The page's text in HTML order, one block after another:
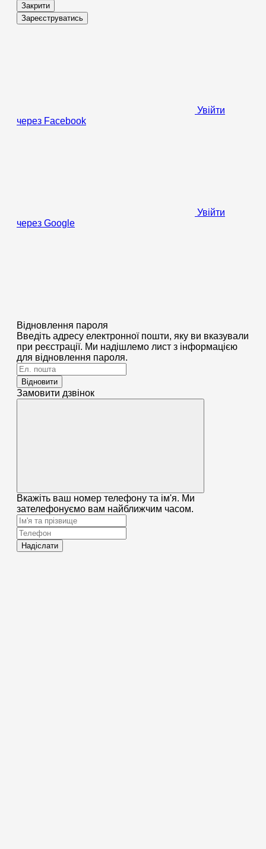
Закрити
Зареєструватись
Увійти
через Facebook
Увійти
через Google
Відновлення пароля
Введіть адресу електронної пошти, яку ви вказували
при реєстрації. Ми надішлемо лист з інформацією
для відновлення пароля.
Відновити
Замовити дзвінок
Вкажіть ваш номер телефону та ім'я. Ми
зателефонуємо вам найближчим часом.
Надіслати